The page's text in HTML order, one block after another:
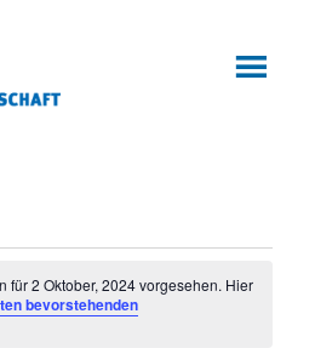
für 2 Oktober, 2024 vorgesehen. Hier
bevorstehenden